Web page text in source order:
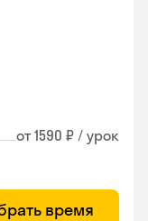
от 1590 ₽ / урок
время